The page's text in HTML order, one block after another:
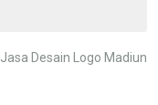
Jasa Desain Logo Madiun